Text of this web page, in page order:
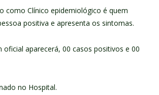
como Clínico epidemiológico é quem
positiva e apresenta os sintomas.
oficial aparecerá, 00 casos positivos e 00
no Hospital.